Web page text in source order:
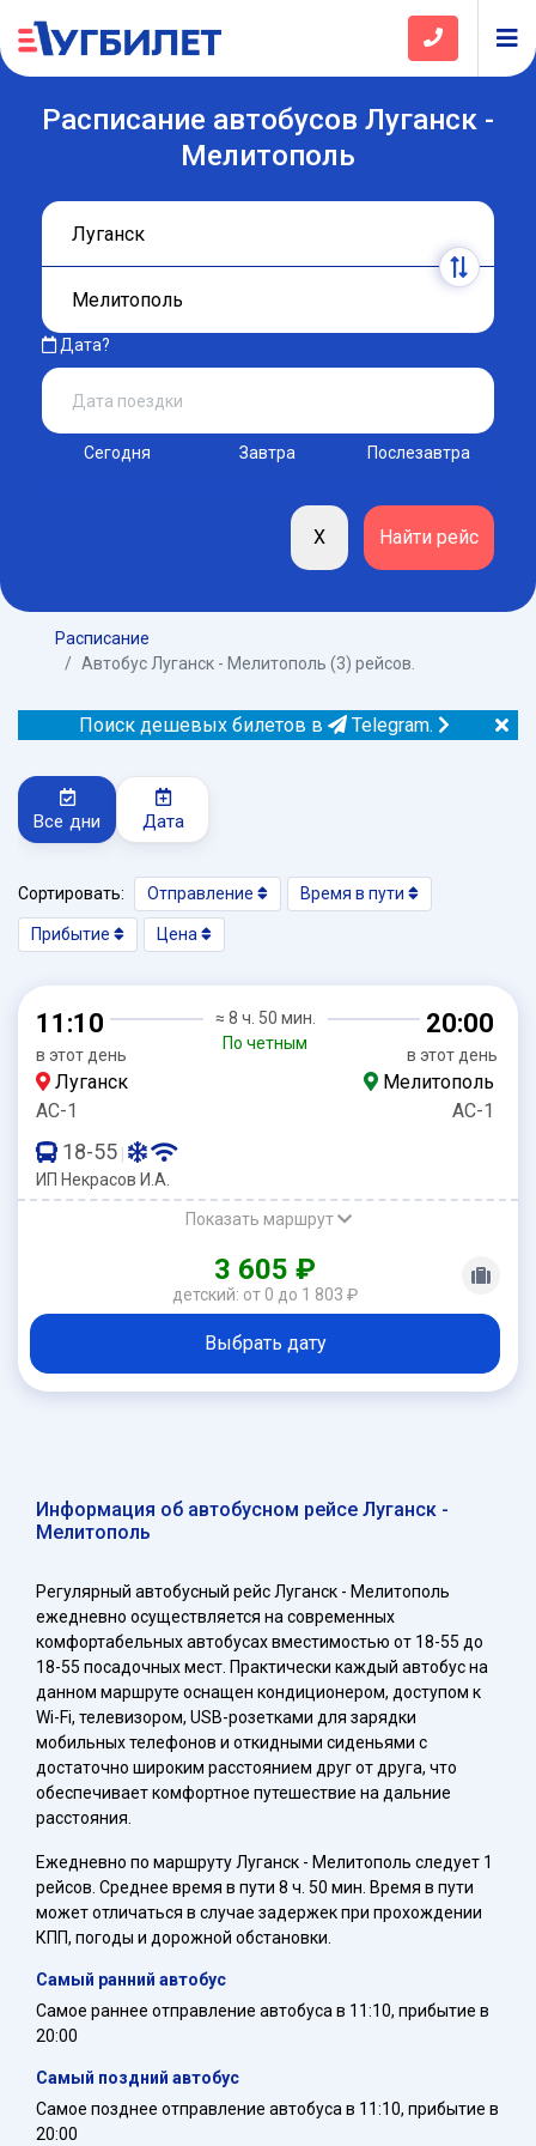
Расписание автобусов Луганск -
Мелитополь
Дата?
Сегодня Завтра Послезавтра
Расписание
Автобус Луганск - Мелитополь (3) рейсов.
Поиск дешевых билетов в Telegram.
Все дни Дата
Сортировать: Отправление Время в пути
Прибытие Цена
11:10
в этот день
≈ 8 ч. 50 мин.
По четным
20:00
в этот день
Луганск
Мелитополь
АС-1
АС-1
18-55 |
ИП Некрасов И.А.
Показать маршрут
3 605 ₽
детский: от 0 до 1 803 ₽
Выбрать дату
Информация об автобусном рейсе Луганск -
Мелитополь
Регулярный автобусный рейс Луганск - Мелитополь
ежедневно осуществляется на современных
комфортабельных автобусах вместимостью от 18-55 до
18-55 посадочных мест. Практически каждый автобус на
данном маршруте оснащен кондиционером, доступом к
Wi-Fi, телевизором, USB-розетками для зарядки
мобильных телефонов и откидными сиденьями с
достаточно широким расстоянием друг от друга, что
обеспечивает комфортное путешествие на дальние
расстояния.
Ежедневно по маршруту Луганск - Мелитополь следует 1
рейсов. Среднее время в пути 8 ч. 50 мин. Время в пути
может отличаться в случае задержек при прохождении
КПП, погоды и дорожной обстановки.
Самый ранний автобус
Самое раннее отправление автобуса в 11:10, прибытие в
20:00
Самый поздний автобус
Самое позднее отправление автобуса в 11:10, прибытие в
20:00